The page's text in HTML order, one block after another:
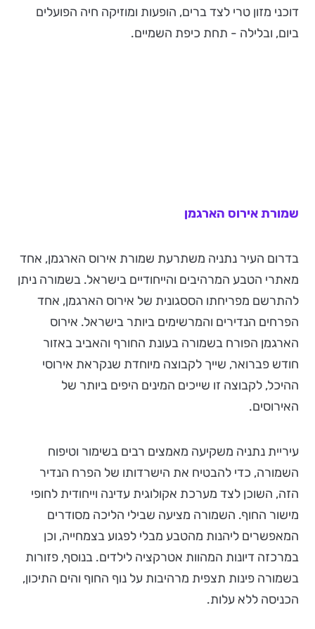
דוכני מזון טרי לצד ברים, הופעות ומוזיקה חיה הפועלים
ביום, ובלילה - תחת כיפת השמיים.
שמורת אירוס הארגמן
בדרום העיר נתניה משתרעת שמורת אירוס הארגמן, אחד
מאתרי הטבע המרהיבים והייחודיים בישראל. בשמורה ניתן
להתרשם מפריחתו הססגונית של אירוס הארגמן, אחד
הפרחים הנדירים והמרשימים ביותר בישראל. אירוס
הארגמן הפורח בשמורה בעונת החורף והאביב באזור
חודש פברואר, שייך לקבוצה מיוחדת שנקראת אירוסי
ההיכל, לקבוצה זו שייכים המינים היפים ביותר של
האירוסים.
עיריית נתניה משקיעה מאמצים רבים בשימור וטיפוח
השמורה, כדי להבטיח את הישרדותו של הפרח הנדיר
הזה, השוכן לצד מערכת אקולוגית עדינה וייחודית לחופי
מישור החוף. השמורה מציעה שבילי הליכה מסודרים
המאפשרים ליהנות מהטבע מבלי לפגוע בצמחייה, וכן
במרכזה דיונות המהוות אטרקציה לילדים. בנוסף, פזורות
בשמורה פינות תצפית מרהיבות על נוף החוף והים התיכון,
הכניסה ללא עלות.